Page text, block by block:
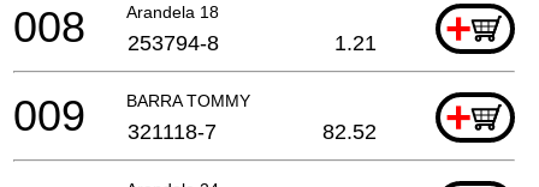
Arandela 18 +
008 253794-8 1.21
BARRA TOMMY +
009 321118-7 82.52